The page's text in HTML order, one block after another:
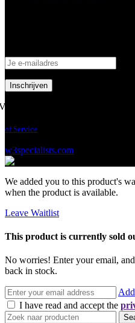
ons
of Service
w3specialists.com
We added you to this product's
when the product is available.
Leave Waitlist
This product is currently sold
No worries! Enter your email,
back in stock.
I have read and accept the